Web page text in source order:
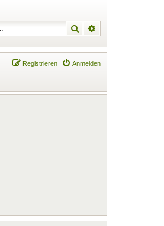
Suche
Anmelden
Registrieren